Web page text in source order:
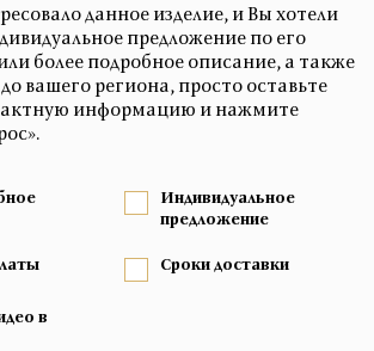
данное изделие, и Вы хотели
предложение по его
более подробное описание, а также
вашего региона, просто оставьте
информацию и нажмите
Индивидуальное
предложение
Сроки доставки
в